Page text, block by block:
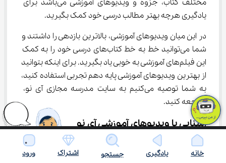
مختلف کتاب، جزوه و ویدیوهای آموزشی می‌باشد برای
یادگیری هرچه بهتر مطالب درسی خود کمک بگیرید.
در این میان ویدیوهای آموزشی، بالاترین بازدهی را داشتند و
شما می‌توانید خط به خط کتاب‌های درسی خود را به کمک
این فیلم‌های آموزشی به خوبی یاد بگیرید. برای اینکه بتوانید
از بهترین ویدیوهای آموزشی پایه دهم تجربی استفاده کنید،
به شما توصیه می‌کنیم به سایت مدرسه مجازی آی نو،
مراجعه کنید.
آشنایی با ویدیوهای آموزشی آی نو
شما می‌توانید بدون صرف وقت و هزینه در منزلتان
بنشینید و به کمک
ویدیوهای آموزشی آی نو برای پایه دهم خانه یادگیری جستجو اشتراک ورود